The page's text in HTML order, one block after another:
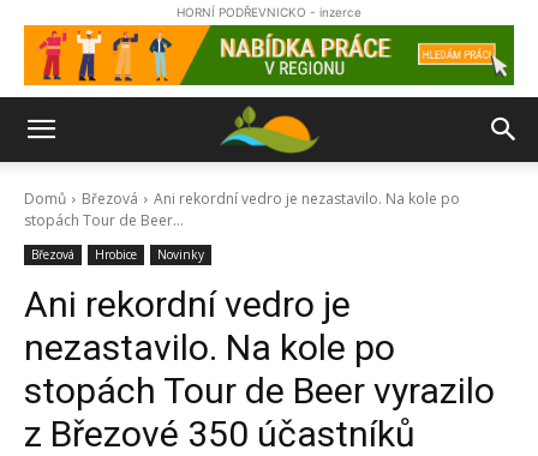
HORNÍ PODŘEVNICKO - inzerce
Domů Březová
Ani rekordní vedro je nezastavilo. Na kole po
stopách Tour de Beer...
Březová Hrobice Novinky
Ani rekordní vedro je
nezastavilo. Na kole po
stopách Tour de Beer vyrazilo
z Březové 350 účastníků